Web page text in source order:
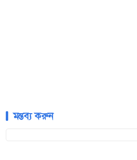
মন্তব্য করুন